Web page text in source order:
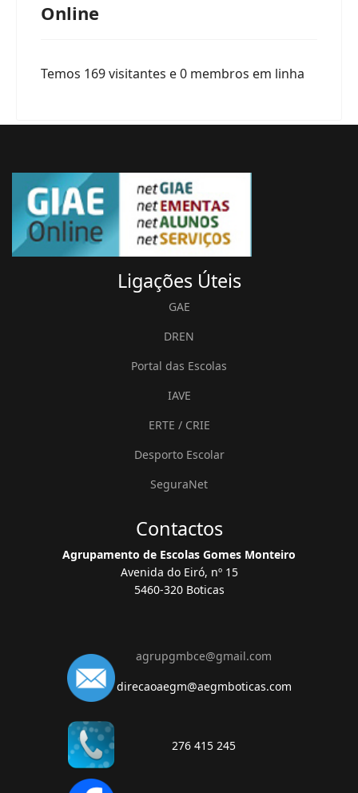
Online
Temos 169 visitantes e 0 membros em linha
LigaçõesÚteis
GAE
DREN
Portal das Escolas
IAVE
ERTE / CRIE
Desporto Escolar
SeguraNet
Contactos
Agrupamento de Escolas Gomes Monteiro
Avenida do Eiró, nº 15
5460-320 Boticas
agrupgmbce@gmail.com
direcaoaegm@aegmboticas.com
276 415 245